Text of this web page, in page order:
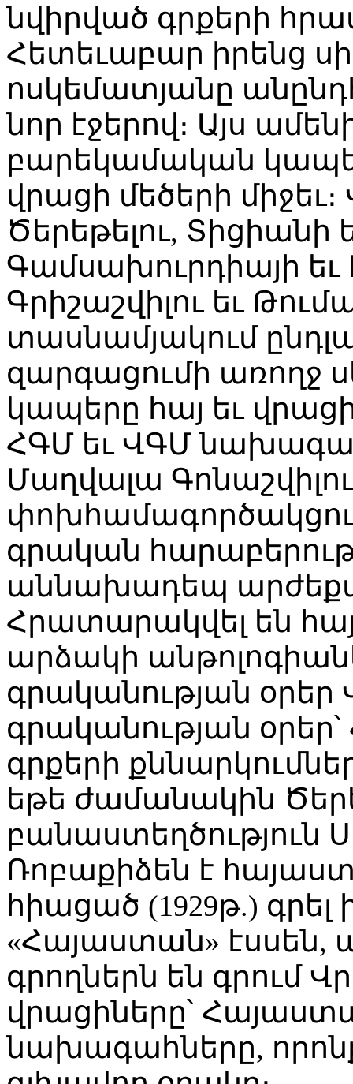
նվիրված գրքերի
Հետեւաբար իրենց
ոսկեմատյանը
նոր էջերով։ Այս
բարեկամական
վրացի մեծերի միջեւ։
Ծերեթելու, Տիցիանի
Գամսախուրդիայի
Գրիշաշվիլու եւ
տասնամյակում
զարգացումի առողջ
կապերը հայ եւ վրացի
ՀԳՄ եւ ՎԳՄ
Մաղվալա
գրական
աննախադեպ
Հրատարակվել են
արձակի
գրականության
գրականության
գրքերի
եթե ժամանակին
բանաստեղծություն
Ռոբաքիձեն է
հիացած (1929թ.)
«Հայաստան» էսսեն,
գրողներն են գրում
վրացիները՝
նախագահները,